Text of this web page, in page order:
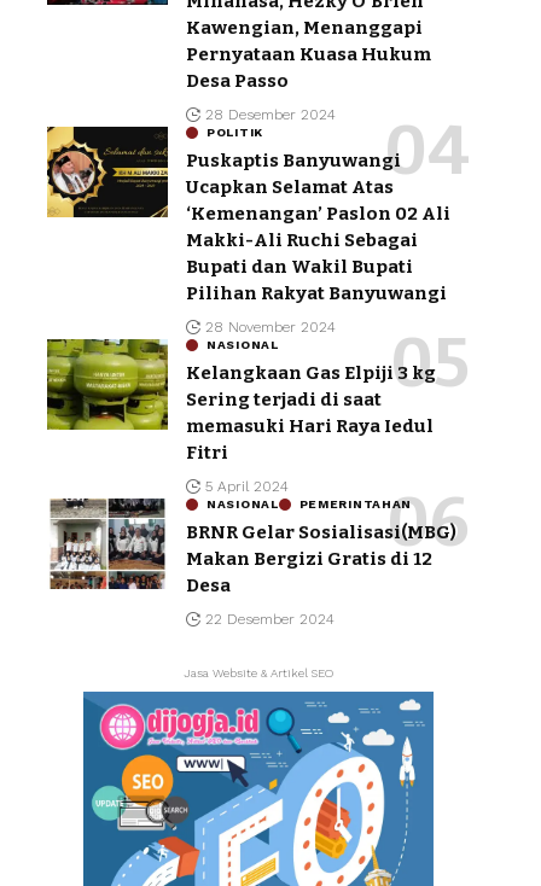
Kawengian, Menanggapi
Pernyataan Kuasa Hukum
Desa Passo
28 Desember 2024
POLITIK
Puskaptis Banyuwangi
Ucapkan Selamat Atas
‘Kemenangan’ Paslon 02 Ali
Makki-Ali Ruchi Sebagai
Bupati dan Wakil Bupati
Pilihan Rakyat Banyuwangi
28 November 2024
NASIONAL
Kelangkaan Gas Elpiji 3 kg
Sering terjadi di saat
memasuki Hari Raya Iedul
Fitri
5 April 2024
NASIONAL PEMERINTAHAN
BRNR Gelar Sosialisasi(MBG)
Makan Bergizi Gratis di 12
Desa
22 Desember 2024
Jasa Website & Artikel SEO